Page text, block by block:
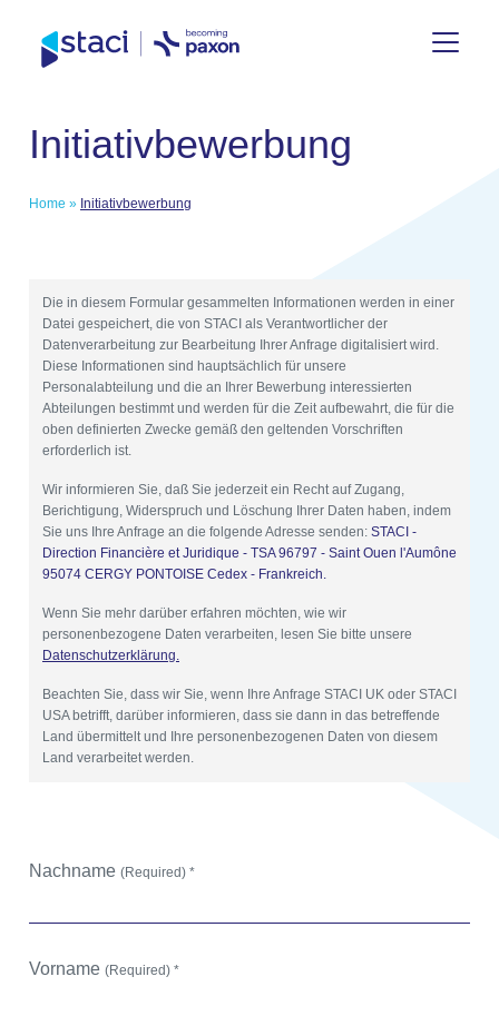
Deutschland
Initiativbewerbung
Home » Initiativbewerbung
Die in diesem Formular gesammelten Informationen werden in einer
Datei gespeichert, die von STACI als Verantwortlicher der
Datenverarbeitung zur Bearbeitung Ihrer Anfrage digitalisiert wird.
Diese Informationen sind hauptsächlich für unsere
Personalabteilung und die an Ihrer Bewerbung interessierten
Abteilungen bestimmt und werden für die Zeit aufbewahrt, die für die
oben definierten Zwecke gemäß den geltenden Vorschriften
erforderlich ist.
Wir informieren Sie, daß Sie jederzeit ein Recht auf Zugang,
Berichtigung, Widerspruch und Löschung Ihrer Daten haben, indem
Sie uns Ihre Anfrage an die folgende Adresse senden: STACI -
Direction Financière et Juridique - TSA 96797 - Saint Ouen l'Aumône
95074 CERGY PONTOISE Cedex - Frankreich.
Wenn Sie mehr darüber erfahren möchten, wie wir
personenbezogene Daten verarbeiten, lesen Sie bitte unsere
Datenschutzerklärung.
Beachten Sie, dass wir Sie, wenn Ihre Anfrage STACI UK oder STACI
USA betrifft, darüber informieren, dass sie dann in das betreffende
Land übermittelt und Ihre personenbezogenen Daten von diesem
Land verarbeitet werden.
Nachname (Required) *
Vorname (Required) *